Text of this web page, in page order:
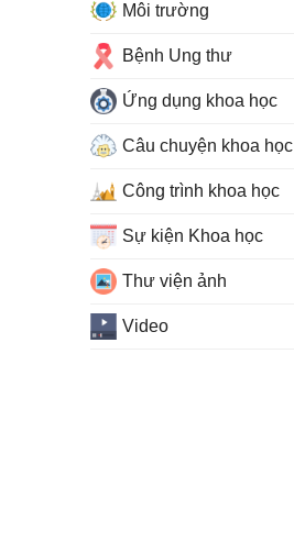
Môi trường
Bệnh Ung thư
Ứng dụng khoa học
Câu chuyện khoa học
Công trình khoa học
Sự kiện Khoa học
Thư viện ảnh
Video